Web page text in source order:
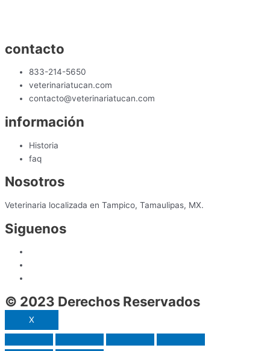
contacto
833-214-5650
veterinariatucan.com
contacto@veterinariatucan.com
información
Historia
faq
Nosotros
Veterinaria localizada en Tampico, Tamaulipas, MX.
Siguenos
© 2023 Derechos Reservados
X